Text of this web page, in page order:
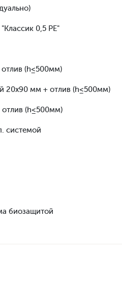
0,5 РЕ"
(h≤500мм)
20х90 мм + отлив (h≤500мм)
отлив (h≤500мм)
системой
биозащитой